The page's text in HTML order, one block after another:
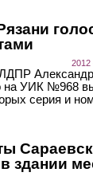
2012
на УИК №968
серия и
здании